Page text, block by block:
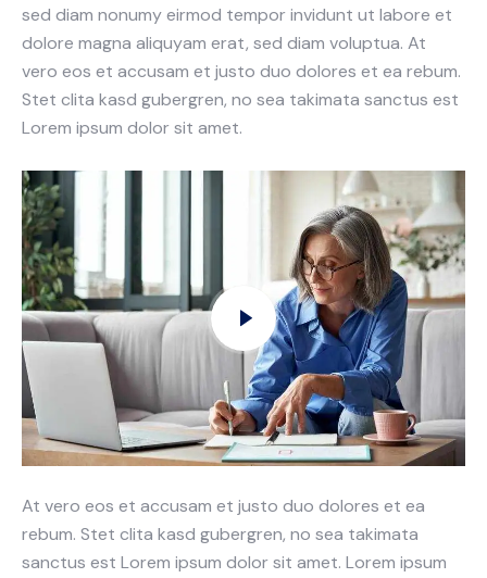
sed diam nonumy eirmod tempor invidunt ut labore et
dolore magna aliquyam erat, sed diam voluptua. At
vero eos et accusam et justo duo dolores et ea rebum.
Stet clita kasd gubergren, no sea takimata sanctus est
Lorem ipsum dolor sit amet.
At vero eos et accusam et justo duo dolores et ea
rebum. Stet clita kasd gubergren, no sea takimata
sanctus est Lorem ipsum dolor sit amet. Lorem ipsum